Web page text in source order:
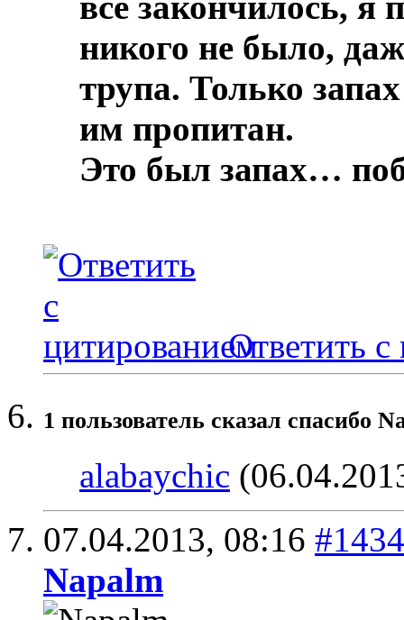
никого не было,
трупа. Только
им пропитан.
Это был запах…
Ответить с
1 пользователь сказал cпасибо
alabaychic
07.04.2013, 08:16 #1434
Napalm